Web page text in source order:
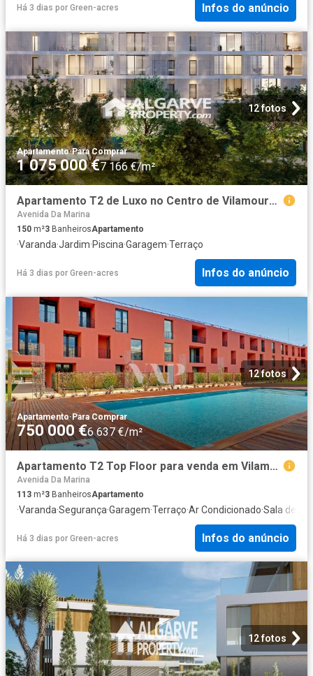
Há 3 dias por Green-acres Infos do anúncio
12 fotos
Apartamento·Para Comprar
1 075 000 €7 166 €/m²
Apartamento T2 de Luxo no Centro de Vilamoura – Botânica 150m² Quarteira
Avenida Da Marina
150 m²3 BanheirosApartamento
·Varanda·Jardim·Piscina·Garagem·Terraço
Há 3 dias por Green-acres Infos do anúncio
12 fotos
Apartamento·Para Comprar
750 000 €6 637 €/m²
Apartamento T2 Top Floor para venda em Vilamoura, inserido e. 113m² Quarteira
Avenida Da Marina
113 m²3 BanheirosApartamento
·Varanda·Segurança·Garagem·Terraço·Ar Condicionado·Sala de
Há 3 dias por Green-acres Infos do anúncio
12 fotos